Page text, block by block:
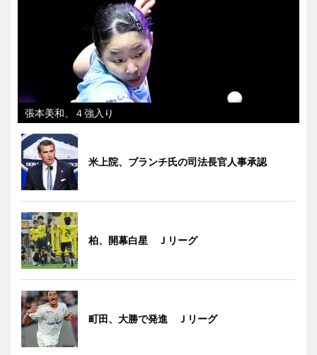
張本美和、４強入り
米上院、ブランチ氏の司法長官人事承認
柏、開幕白星 Ｊリーグ
町田、大勝で発進 Ｊリーグ